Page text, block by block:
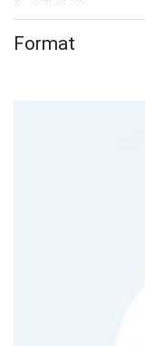
Format